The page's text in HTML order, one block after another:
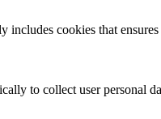
cookies that
to collect user personal